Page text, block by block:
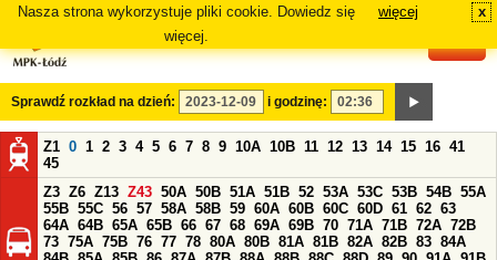
Nasza strona wykorzystuje pliki cookie. Dowiedz się
więcej.
więcej x
Sprawdź rozkład na dzień: i godzinę:
Z1 0 1 2 3 4 5 6 7 8 9 10A 10B 11 12 13 14 15 16 41
45
Z3 Z6 Z13 Z43 50A 50B 51A 51B 52 53A 53C 53B 54B 55A
55B 55C 56 57 58A 58B 59 60A 60B 60C 60D 61 62 63
64A 64B 65A 65B 66 67 68 69A 69B 70 71A 71B 72A 72B
73 75A 75B 76 77 78 80A 80B 81A 81B 82A 82B 83 84A